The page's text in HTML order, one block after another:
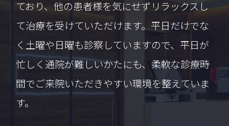
ており、他の患者様を気にせずリラックスし
て治療を受けていただけます。平日だけでな
く土曜や日曜も診察していますので、平日が
忙しく通院が難しいかたにも、柔軟な診療時
間でご来院いただきやすい環境を整えていま
す。